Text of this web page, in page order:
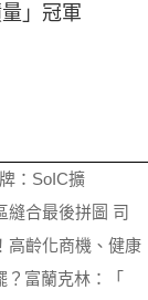
」冠軍
：SoIC擴
縫合最後拼圖 司
高齡化商機、健康
富蘭克林：「